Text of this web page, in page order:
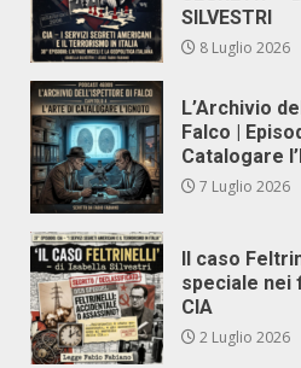
SILVESTRI
8 Luglio 2026
L’Archivio
Falco |
Catalogare
7 Luglio 2026
Il caso
speciale nei
CIA
2 Luglio 2026